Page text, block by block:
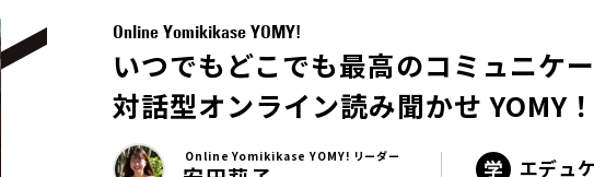
Online Yomikikase YOMY!
いつでもどこでも最高のコミュニケ
対話型オンライン読み聞かせ YOMY！
Online Yomikikase YOMY! リーダー エデュ